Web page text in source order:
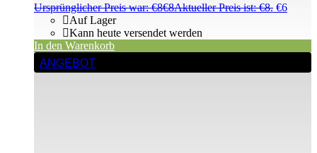
Ursprünglicher Preis war: €8€8Aktueller Preis ist: €8. €6
Auf Lager
Kann heute versendet werden
In den Warenkorb
ANGEBOT